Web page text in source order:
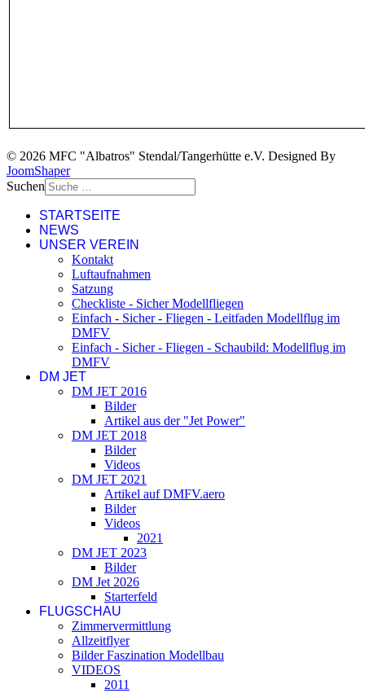
© 2026 MFC "Albatros" Stendal/Tangerhütte e.V. Designed By
JoomShaper
Suchen
STARTSEITE
NEWS
UNSER VEREIN
Kontakt
Luftaufnahmen
Satzung
Checkliste - Sicher Modellfliegen
Einfach - Sicher - Fliegen - Leitfaden Modellflug im
DMFV
Einfach - Sicher - Fliegen - Schaubild: Modellflug im
DMFV
DM JET
DM JET 2016
Bilder
Artikel aus der "Jet Power"
DM JET 2018
Bilder
Videos
DM JET 2021
Artikel auf DMFV.aero
Bilder
Videos
2021
DM JET 2023
Bilder
DM Jet 2026
Starterfeld
FLUGSCHAU
Zimmervermittlung
Allzeitflyer
Bilder Faszination Modellbau
VIDEOS
2011